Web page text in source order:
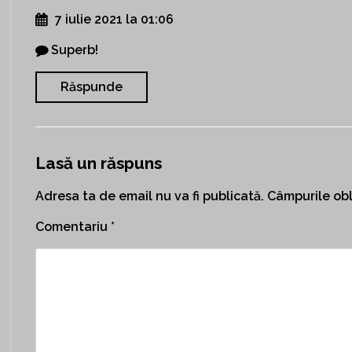
7 iulie 2021 la 01:06
Superb!
Răspunde
Lasă un răspuns
Adresa ta de email nu va fi publicată. Câmpurile
Comentariu *